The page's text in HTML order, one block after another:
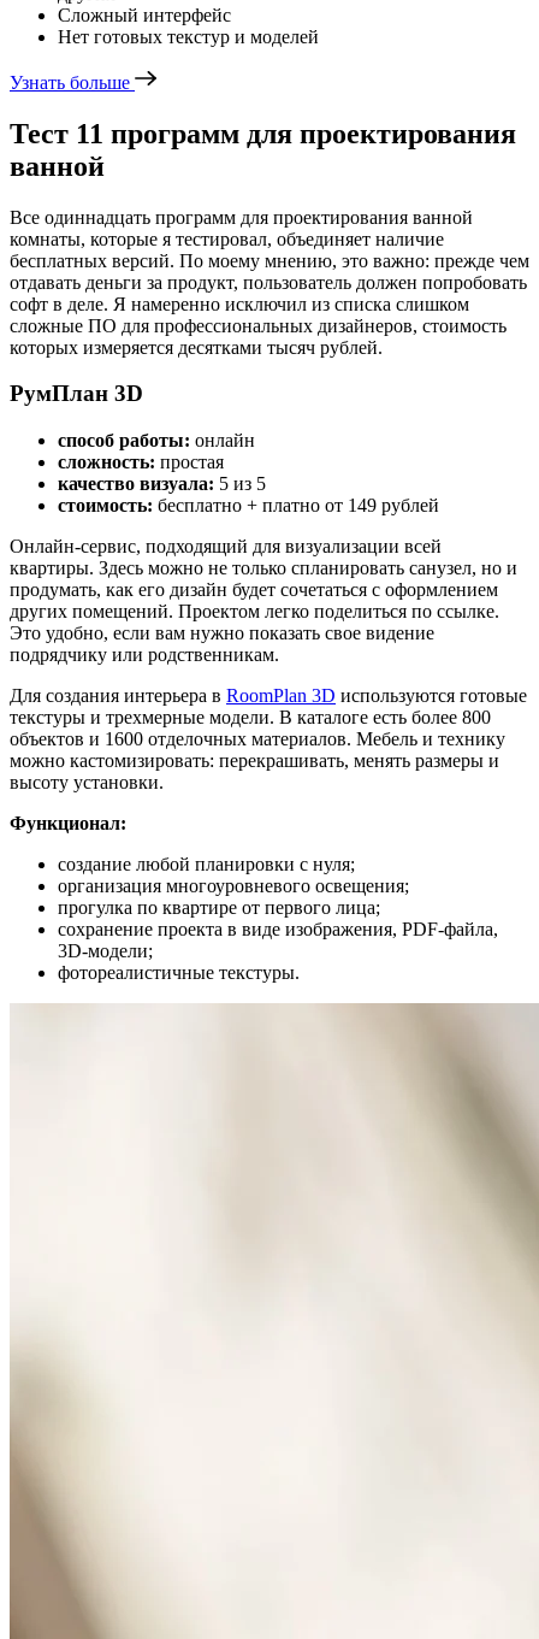
Сложный интерфейс
Нет готовых текстур и моделей
Узнать больше
Тест 11 программ для проектирования
ванной
Все одиннадцать программ для проектирования ванной
комнаты, которые я тестировал, объединяет наличие
бесплатных версий. По моему мнению, это важно: прежде чем
отдавать деньги за продукт, пользователь должен попробовать
софт в деле. Я намеренно исключил из списка слишком
сложные ПО для профессиональных дизайнеров, стоимость
которых измеряется десятками тысяч рублей.
РумПлан 3D
способ работы: онлайн
сложность: простая
качество визуала: 5 из 5
стоимость: бесплатно + платно от 149 рублей
Онлайн-сервис, подходящий для визуализации всей
квартиры. Здесь можно не только спланировать санузел, но и
продумать, как его дизайн будет сочетаться с оформлением
других помещений. Проектом легко поделиться по ссылке.
Это удобно, если вам нужно показать свое видение
подрядчику или родственникам.
Для создания интерьера в RoomPlan 3D используются готовые
текстуры и трехмерные модели. В каталоге есть более 800
объектов и 1600 отделочных материалов. Мебель и технику
можно кастомизировать: перекрашивать, менять размеры и
высоту установки.
Функционал:
создание любой планировки с нуля;
организация многоуровневого освещения;
прогулка по квартире от первого лица;
сохранение проекта в виде изображения, PDF-файла,
3D-модели;
фотореалистичные текстуры.